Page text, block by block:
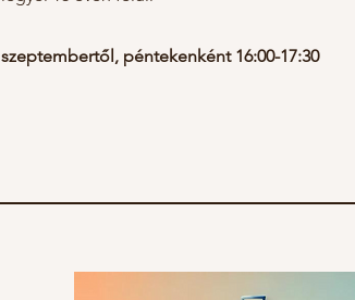
szeptembertől, péntekenként 16:00-17:30